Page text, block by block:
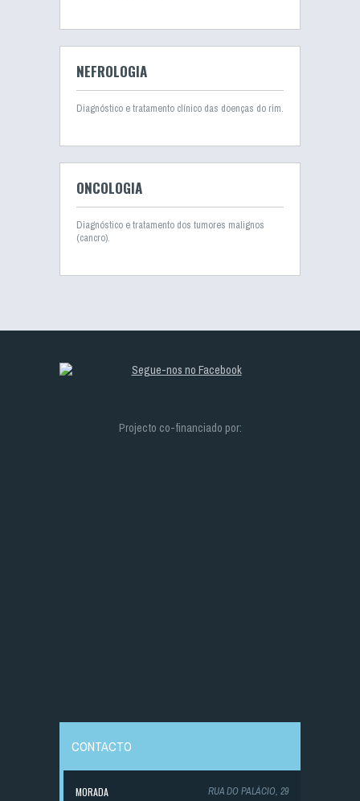
NEFROLOGIA
Diagnóstico e tratamento clínico das doenças do rim.
ONCOLOGIA
Diagnóstico e tratamento dos tumores malignos
(cancro).
Projecto co-financiado por:
CONTACTO
MORADA
RUA DO PALÁCIO, 29